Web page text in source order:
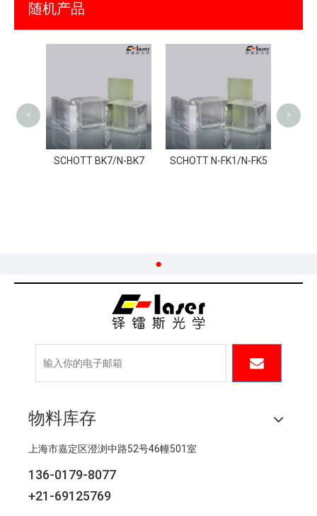
随机产品
SCHOTT BK7/N-BK7 SCHOTT N-FK1/N-FK5
< >
物料库存
上海市嘉定区澄浏中路52号46幢501室
136-0179-8077
+21-69125769